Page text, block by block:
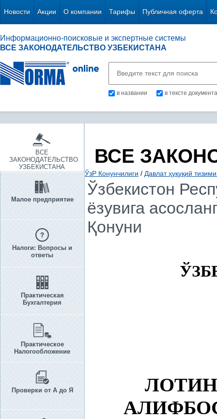
Новости Акции О компании Тарифы Публичная оферта
Информационно-поисковые и экспертные системы
ВСЕ ЗАКОНОДАТЕЛЬСТВО УЗБЕКИСТАНА
в названии в тексте документа
ВСЕ
ЗАКОНОДАТЕЛЬСТВО
УЗБЕКИСТАНА
Малое предприятие
Налоги: Вопросы и
ответы
Практическая
Бухгалтерия
Практическое
Налогообложение
Проверки от А до Я
ВСЕ
ЎзР Конунчилиги / Давлат ҳуқуқий
Ўзбекистон
ёзувига
Қонуни
ЛОТИН